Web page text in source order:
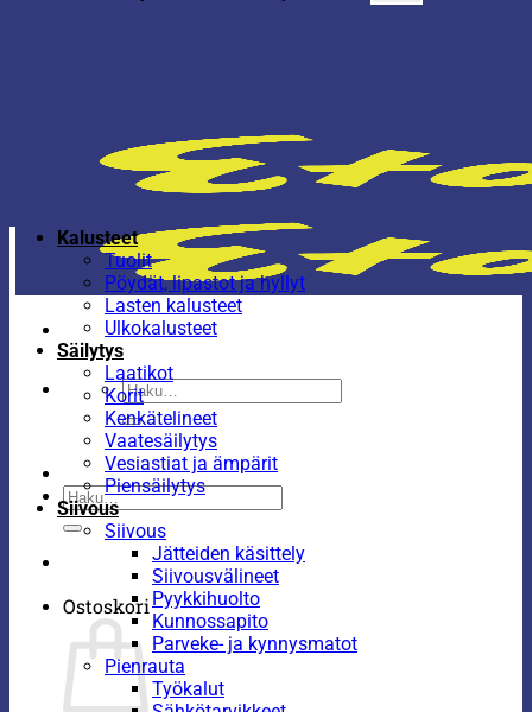
Etsi:
Etsi:
Ostoskori
Kalusteet
Tuolit
Pöydät, lipastot ja hyllyt
Lasten kalusteet
Ulkokalusteet
Säilytys
Laatikot
Korit
Kenkätelineet
Vaatesäilytys
Vesiastiat ja ämpärit
Piensäilytys
Siivous
Siivous
Jätteiden käsittely
Siivousvälineet
Pyykkihuolto
Kunnossapito
Parveke- ja kynnysmatot
Pienrauta
Työkalut